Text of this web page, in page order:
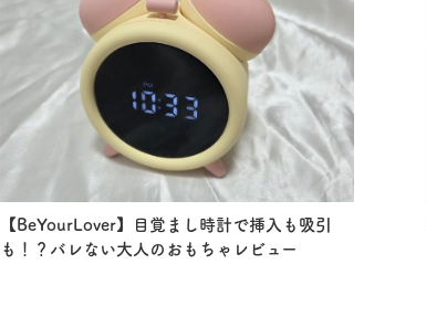
【BeYourLover】目覚まし時計で挿入も吸引
も！？バレない大人のおもちゃレビュー